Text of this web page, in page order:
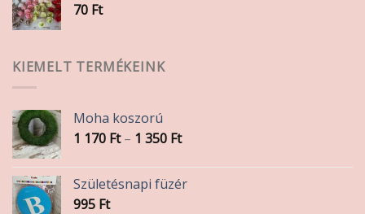
70 Ft
KIEMELT TERMÉKEINK
Moha koszorú
1 170 Ft – 1 350 FtÁrtartomány:
170 Ft
-
Születésnapi füzér
995 Ft